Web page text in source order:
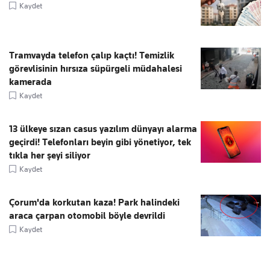
Kaydet
Tramvayda telefon çalıp kaçtı! Temizlik
görevlisinin hırsıza süpürgeli müdahalesi
kamerada
Kaydet
13 ülkeye sızan casus yazılım dünyayı alarma
geçirdi! Telefonları beyin gibi yönetiyor, tek
tıkla her şeyi siliyor
Kaydet
Çorum'da korkutan kaza! Park halindeki
araca çarpan otomobil böyle devrildi
Kaydet